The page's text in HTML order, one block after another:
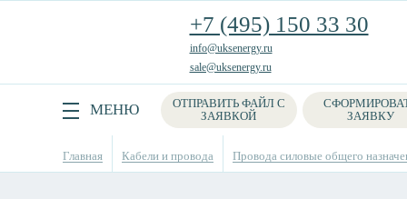
+7 (495) 150 33 30
info@uksenergy.ru
sale@uksenergy.ru
МЕНЮ
ОТПРАВИТЬ ФАЙЛ С
ЗАЯВКОЙ
ЗАЯВКУ
Поиск
Главная Кабели и провода Провода силовые общего